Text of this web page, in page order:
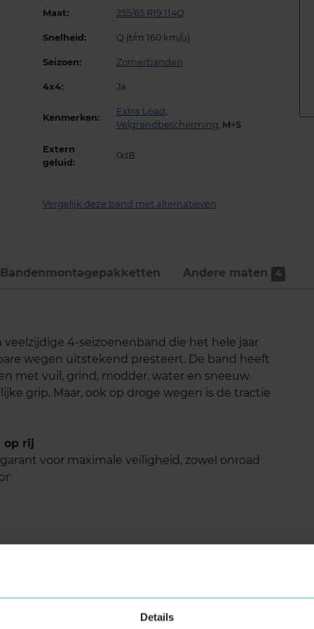
Details
Maat: 255/65 R19 114Q
Snelheid: Q (t/m 160 km/u)
Seizoen: Zomerbanden
4x4: Ja
Kenmerken:
Extra Load ,
Velgrandbescherming,
Extern
geluid:
0dB
Vergelijk deze band met alternatieven
Bandenmontage­pakketten Andere maten 4
veelzijdige 4-seizoenenband die het hele jaar
wegen uitstekend presteert. De band heeft
met vuil, grind, modder, water en sneeuw
grip. Maar, ook op droge wegen is de tractie
op rij
voor maximale veiligheid, zowel onroad